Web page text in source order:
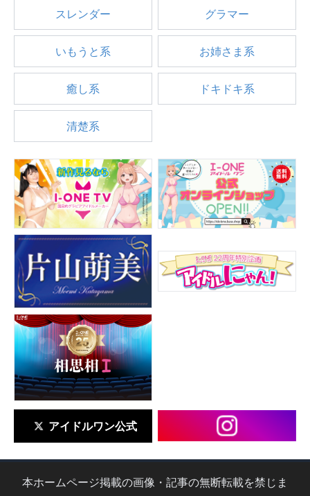
スレンダー グラマー
いもうと系 お姉さま系
癒し系 ドキドキ系
清楚系
アイドルワン公式
本ホームページ掲載の画像・記事の無断転載を禁じま